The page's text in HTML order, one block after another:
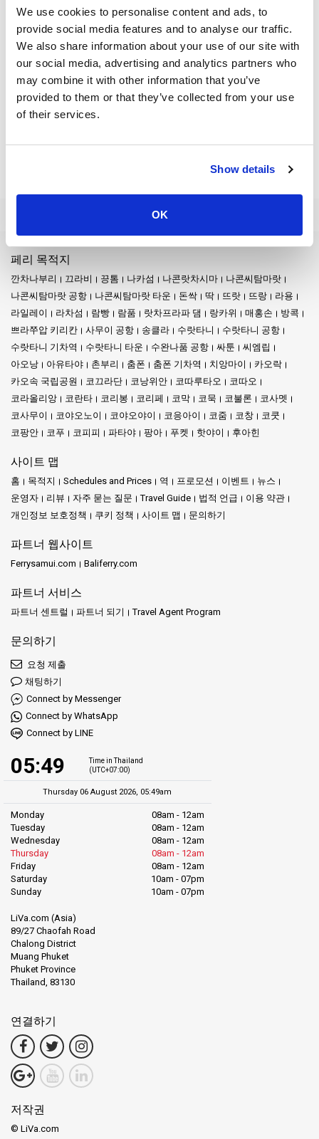
We use cookies to personalise content and ads, to
provide social media features and to analyse our traffic.
We also share information about your use of our site with
our social media, advertising and analytics partners who
may combine it with other information that you’ve
provided to them or that they’ve collected from your use
of their services.
Show details
OK
기밀 유지 및 데이터 보호
개인 데이터 처리에는
련 규정에 따라 당사의 개인정보 보호정책이 적용됩니다. 질문이
있거나 귀하의 권리(액세스, 수정, 삭제)를 행사하려면데이터 보호
책임자(DPO)(DPO@liva.com)에게 문의하시기 바랍니다.
쿠키 정책
이 웹사이트는 사용자 경험을 향상시키고 개인화된 콘텐츠를 제공
페리 목적지
깐차나부리 끄라비 끙톰 나카섬 나콘랏차시마
나콘씨탐마랏
나콘씨탐마랏 공항
나콘씨탐마랏 타운 돈싹 딱 뜨랏 뜨랑
라용
라일레이
라차섬 람빵 람품 랏차프라파 댐 랑카위 매홍손
방콕
쁘라쭈압 키리칸
사무이 공항 송클라 수랏타니
수랏타니 공항
수랏타니 기차역
수랏타니 타운 수완나품 공항 싸툰
씨엠립
아오낭
아유타야 촌부리 춤폰 춤폰 기차역 치앙마이
카오락
카오속 국립공원
코끄라단 코낭위안 코따루타오
코따오
코라올리앙
코란타 코리봉 코리페 코막 코묵 코불론
코사멧
코사무이
코야오노이 코야오야이 코응아이 코줌 코창
코쿳
코팡안
코푸 코피피 파타야 팡아 푸켓 핫야이 후아힌
사이트 맵
홈 목적지 Schedules and Prices 역 프로모션 이벤트
뉴스
운영자
리뷰 자주 묻는 질문 Travel Guide 법적 언급
이용 약관
개인정보 보호정책
쿠키 정책 사이트 맵 문의하기
파트너 웹사이트
Ferrysamui.com Baliferry.com
파트너 서비스
파트너 센트럴 파트너 되기 Travel Agent Program
문의하기
요청 제출
채팅하기
Connect by Messenger
Connect by WhatsApp
Connect by LINE
05:49
Time in Thailand
(UTC+07:00)
Thursday 06 August 2026, 05:49am
Monday
08am - 12am
Tuesday
08am - 12am
Wednesday
08am - 12am
Thursday
08am - 12am
Friday
08am - 12am
Saturday
10am - 07pm
Sunday
10am - 07pm
LiVa.com (Asia)
89/27 Chaofah Road
Chalong District
Muang Phuket
Phuket Province
Thailand, 83130
연결하기
저작권
© LiVa.com